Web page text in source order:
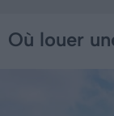
Où louer